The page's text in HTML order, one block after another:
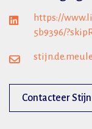
https://
5b9396/
Contacteer